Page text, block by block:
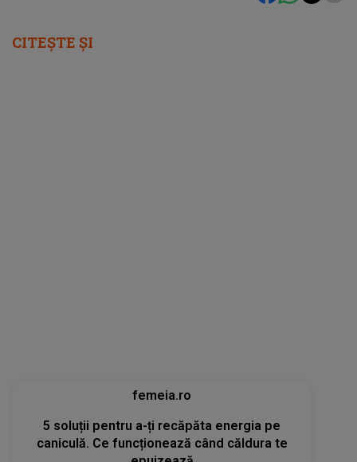
CITEȘTE ȘI
femeia.ro
5 soluții pentru a-ți recăpăta energia pe
caniculă. Ce funcționează când căldura te